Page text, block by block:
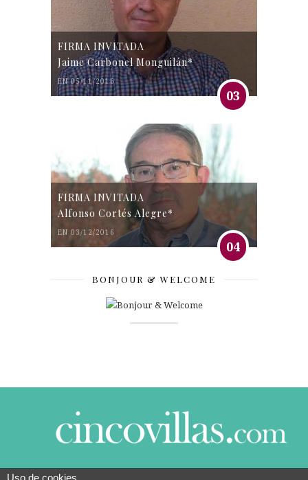
FIRMA INVITADA
Jaime Carbonel Monguilán*
EN 05/11/2016
03
FIRMA INVITADA
Alfonso Cortés Alegre*
EN 03/12/2016
04
BONJOUR & WELCOME
Uso de cookies